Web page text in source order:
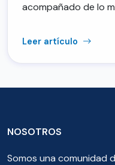
acompañado de lo
Leer artículo
NOSOTROS
Somos una comunidad